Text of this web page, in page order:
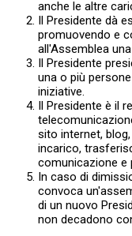
anche le altre
Il Presidente dà
promuovendo e
all'Assemblea
Il Presidente
una o più
iniziative.
Il Presidente è il
sito internet,
incarico,
comunicazione e
In caso di
convoca
di un nuovo
non decadono